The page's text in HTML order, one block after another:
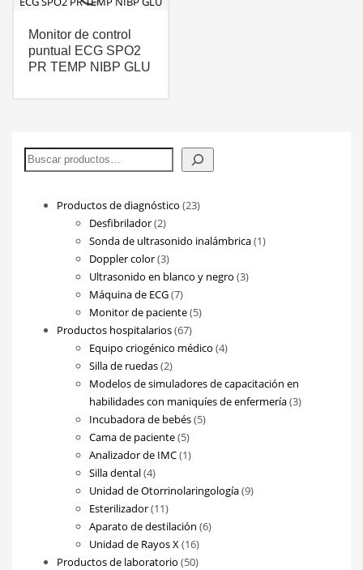
Monitor de control
puntual ECG SPO2
PR TEMP NIBP GLU
Buscar
Productos de diagnóstico 2323
Desfibrilador 22
productos
Sonda de ultrasonido inalámbrica 11
Doppler color 33
productos
Ultrasonido en blanco y negro 33
Máquina de ECG 77
productos
Monitor de paciente 55
Productos hospitalarios 6767
productos
Equipo criogénico médico 44
Silla de ruedas 22
productos
Modelos de simuladores de capacitación en
habilidades con maniquíes de enfermería 33
Incubadora de bebés 55
Cama de paciente 55
productos
Analizador de IMC 11
Silla dental 44
productos
Unidad de Otorrinolaringología 99
Esterilizador 1111
productos
Aparato de destilación 66
Unidad de Rayos X 1616
productos
Productos de laboratorio 5050